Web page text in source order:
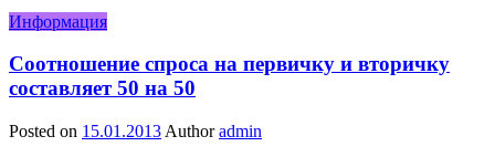
Информация
Соотношение спроса на первичку и вторичку
составляет 50 на 50
Posted on 15.01.2013 Author admin